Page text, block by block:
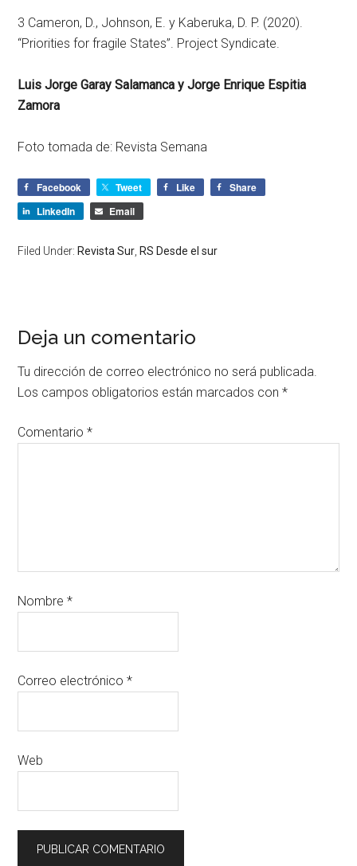
3 Cameron, D., Johnson, E. y Kaberuka, D. P. (2020).
“Priorities for fragile States”. Project Syndicate.
Luis Jorge Garay Salamanca y Jorge Enrique Espitia
Zamora
Foto tomada de: Revista Semana
Facebook Tweet Like
Share
LinkedIn
Email
Filed Under: Revista Sur, RS Desde el sur
Deja un comentario
Tu dirección de correo electrónico no será publicada.
Los campos obligatorios están marcados con*
Comentario*
Nombre*
Correo electrónico*
Web